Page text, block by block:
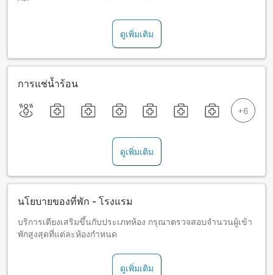
ดูเพิ่มเติม
การแช่น้ำร้อน
ดูเพิ่มเติม
นโยบายของที่พัก - โรงแรม
บริการเตียงเสริมขึ้นกับประเภทห้อง กรุณาตรวจสอบจำนวนผู้เข้า
พักสูงสุดที่แต่ละห้องกำหนด
ดูเพิ่มเติม